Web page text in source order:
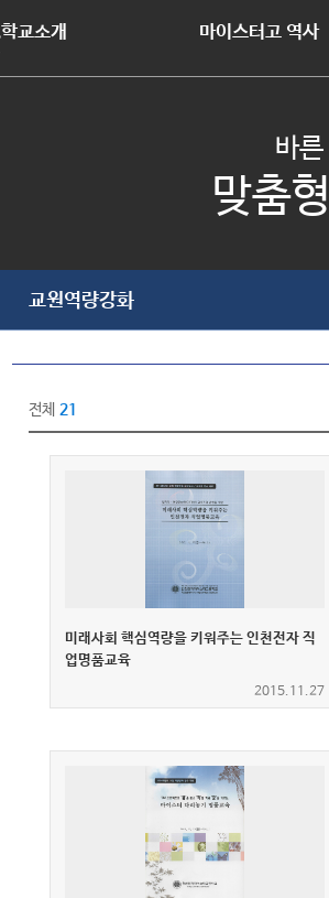
바
맞춤형
학교소개 마이스터고 역사
교원역량강화
전체 21
미래사회 핵심역량을 키워주는 인천전자 직
업명품교육
2015.11.27